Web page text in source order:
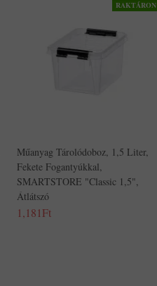
RAKTÁRON
Műanyag Tárolódoboz, 1,5 Liter,
Fekete Fogantyúkkal,
SMARTSTORE "Classic 1,5",
Átlátszó
1,181Ft